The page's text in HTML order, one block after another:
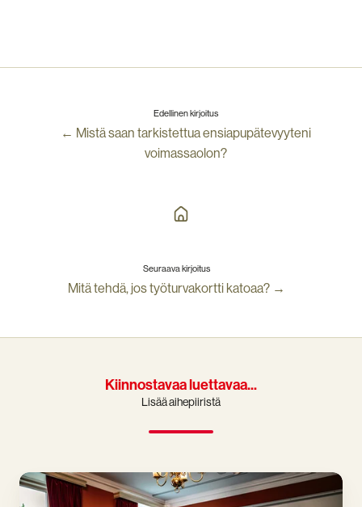
Edellinen kirjoitus
← Mistä saan tarkistettua ensiapupätevyyteni
voimassaolon?
Seuraava kirjoitus
Mitä tehdä, jos työturvakortti katoaa? →
Kiinnostavaa luettavaa...
Lisää aihepiiristä
Turvallisuuskoulutukset